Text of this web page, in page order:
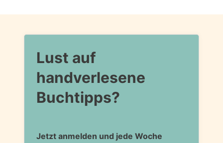
Lust auf
handverlesene
Buchtipps?